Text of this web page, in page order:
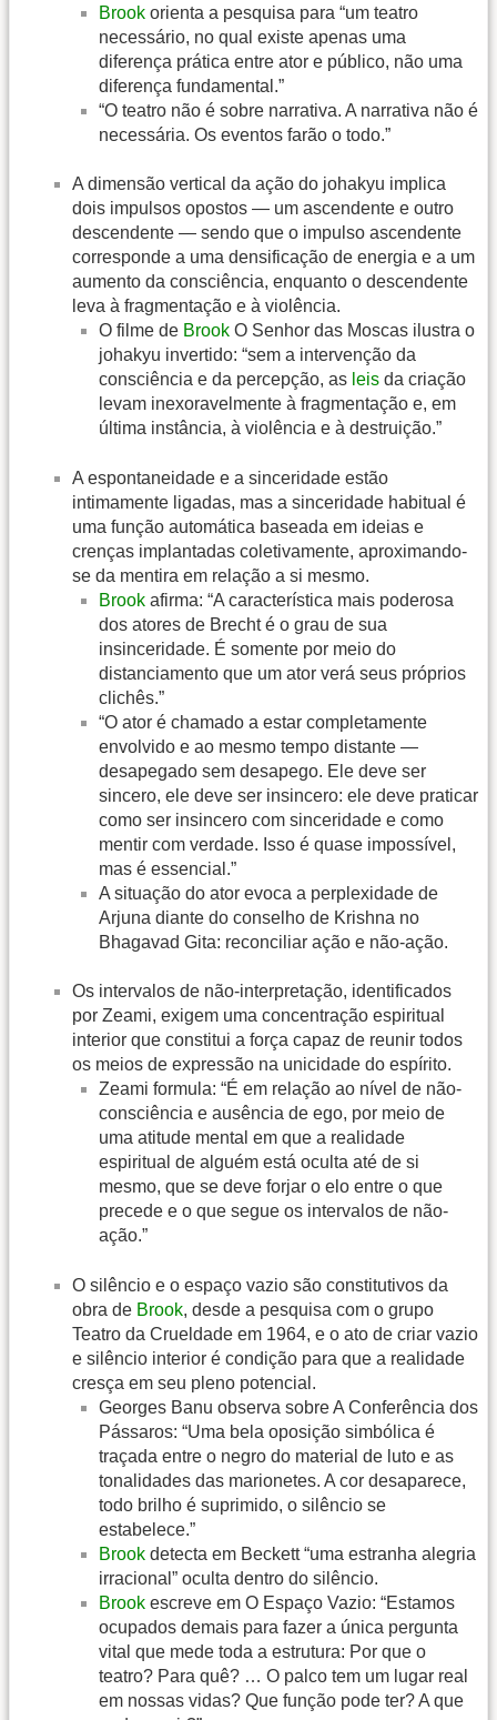
Brook orienta a pesquisa para “um teatro
necessário, no qual existe apenas uma
diferença prática entre ator e público, não uma
diferença fundamental.”
“O teatro não é sobre narrativa. A narrativa não é
necessária. Os eventos farão o todo.”
A dimensão vertical da ação do johakyu implica
dois impulsos opostos — um ascendente e outro
descendente — sendo que o impulso ascendente
corresponde a uma densificação de energia e a um
aumento da consciência, enquanto o descendente
leva à fragmentação e à violência.
O filme de Brook O Senhor das Moscas ilustra o
johakyu invertido: “sem a intervenção da
consciência e da percepção, as leis da criação
levam inexoravelmente à fragmentação e, em
última instância, à violência e à destruição.”
A espontaneidade e a sinceridade estão
intimamente ligadas, mas a sinceridade habitual é
uma função automática baseada em ideias e
crenças implantadas coletivamente, aproximando-
se da mentira em relação a si mesmo.
Brook afirma: “A característica mais poderosa
dos atores de Brecht é o grau de sua
insinceridade. É somente por meio do
distanciamento que um ator verá seus próprios
clichês.”
“O ator é chamado a estar completamente
envolvido e ao mesmo tempo distante —
desapegado sem desapego. Ele deve ser
sincero, ele deve ser insincero: ele deve praticar
como ser insincero com sinceridade e como
mentir com verdade. Isso é quase impossível,
mas é essencial.”
A situação do ator evoca a perplexidade de
Arjuna diante do conselho de Krishna no
Bhagavad Gita: reconciliar ação e não-ação.
Os intervalos de não-interpretação, identificados
por Zeami, exigem uma concentração espiritual
interior que constitui a força capaz de reunir todos
os meios de expressão na unicidade do espírito.
Zeami formula: “É em relação ao nível de não-
consciência e ausência de ego, por meio de
uma atitude mental em que a realidade
espiritual de alguém está oculta até de si
mesmo, que se deve forjar o elo entre o que
precede e o que segue os intervalos de não-
ação.”
O silêncio e o espaço vazio são constitutivos da
obra de Brook, desde a pesquisa com o grupo
Teatro da Crueldade em 1964, e o ato de criar vazio
e silêncio interior é condição para que a realidade
cresça em seu pleno potencial.
Georges Banu observa sobre A Conferência dos
Pássaros: “Uma bela oposição simbólica é
traçada entre o negro do material de luto e as
tonalidades das marionetes. A cor desaparece,
todo brilho é suprimido, o silêncio se
estabelece.”
Brook detecta em Beckett “uma estranha alegria
irracional” oculta dentro do silêncio.
Brook escreve em O Espaço Vazio: “Estamos
ocupados demais para fazer a única pergunta
vital que mede toda a estrutura: Por que o
teatro? Para quê? … O palco tem um lugar real
em nossas vidas? Que função pode ter? A que